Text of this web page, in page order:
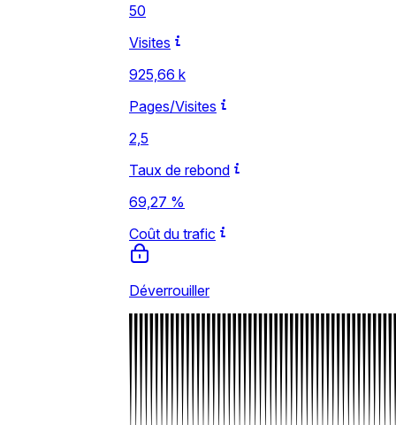
50
Visites
925,66 k
Pages/Visites
2,5
Taux de rebond
69,27 %
Coût du trafic
Déverrouiller